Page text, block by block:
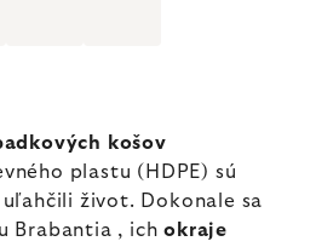
košov
plastu (HDPE) sú
život. Dokonale sa
Brabantia , ichokraje